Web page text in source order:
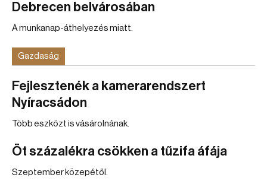
Debrecen belvárosában
A munkanap-áthelyezés miatt.
Gazdaság
Fejlesztenék a kamerarendszert
Nyíracsádon
Több eszközt is vásárolnának.
Öt százalékra csökken a tűzifa áfája
Szeptember közepétől.